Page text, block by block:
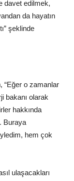
davet edilmek,
da hayatın
şeklinde
“Eğer o zamanlar
bakanı olarak
hakkında
Buraya
hem çok
ulaşacakları